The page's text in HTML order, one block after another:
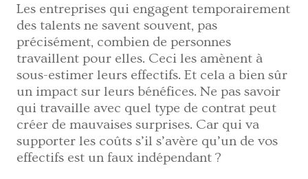
Les entreprises qui engagent temporairement
des talents ne savent souvent, pas
précisément, combien de personnes
travaillent pour elles. Ceci les amènent à
sous-estimer leurs effectifs. Et cela a bien sûr
un impact sur leurs bénéfices. Ne pas savoir
qui travaille avec quel type de contrat peut
créer de mauvaises surprises. Car qui va
supporter les coûts s’il s’avère qu’un de vos
effectifs est un faux indépendant ?